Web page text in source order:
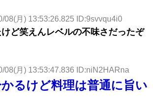
08(月) 13:53:26.825 ID:9svvqu4i0
ど笑えんレベルの不味さだったぞ
08(月) 13:53:47.836 ID:niN2HARna
るけど料理は普通に旨い